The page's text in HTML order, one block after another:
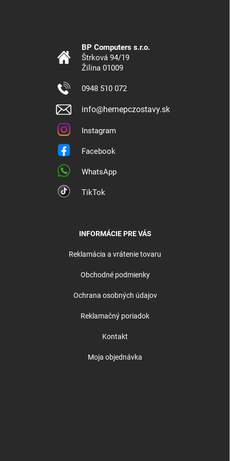
BP Computers s.r.o.
Štrková 94/19
Žilina 01009
0948 510 072
info@hernepczostavy.sk
Instagram
Facebook
WhatsApp
TikTok
INFORMÁCIE PRE VÁS
Reklamácia a vrátenie tovaru
Obchodné podmienky
Ochrana osobných údajov
Reklamačný poriadok
Kontakt
Moja objednávka